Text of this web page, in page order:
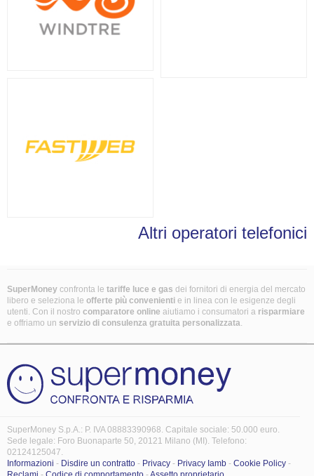
Altri operatori telefonici
SuperMoney confronta le tariffe luce e gas dei fornitori di energia del mercato
libero e seleziona le offerte più convenienti e in linea con le esigenze degli
utenti. Con il nostro comparatore online aiutiamo i consumatori a risparmiare
e offriamo un servizio di consulenza gratuita personalizzata.
SuperMoney S.p.A.: P. IVA 08883390968. Capitale sociale: 50.000 euro.
Sede legale: Foro Buonaparte 50, 20121 Milano (MI). Telefono:
02124125047.
Informazioni - Disdire un contratto - Privacy - Privacy Iamb - Cookie Policy -